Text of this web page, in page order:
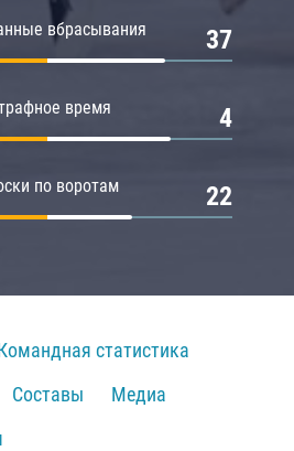
вбрасывания 37
время 4
по воротам 22
статистика
Составы
Медиа